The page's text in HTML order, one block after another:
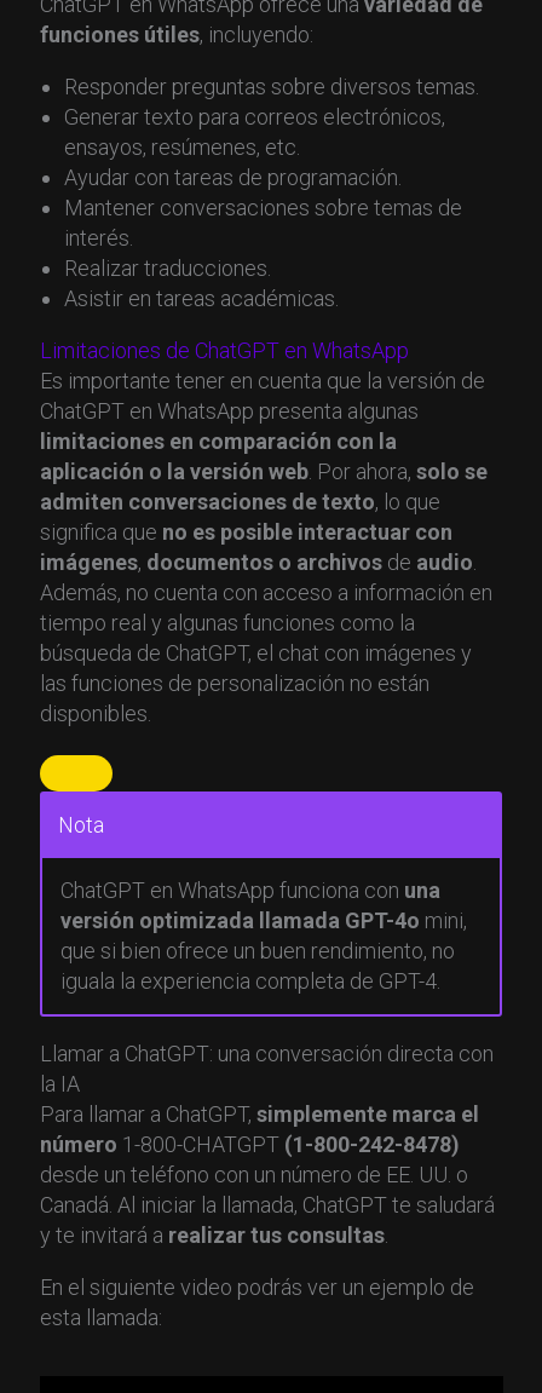
funciones útiles, incluyendo:
Responder preguntas sobre diversos temas.
Generar texto para correos electrónicos,
ensayos, resúmenes, etc.
Ayudar con tareas de programación.
Mantener conversaciones sobre temas de
interés.
Realizar traducciones.
Asistir en tareas académicas.
Limitaciones de ChatGPT en WhatsApp
Es importante tener en cuenta que la versión de
ChatGPT en WhatsApp presenta algunas
limitaciones en comparación con la
aplicación o la versión web. Por ahora, solo se
admiten conversaciones de texto, lo que
significa que no es posible interactuar con
imágenes, documentos o archivosde audio.
Además, no cuenta con acceso a información en
tiempo real y algunas funciones como la
búsqueda de ChatGPT, el chat con imágenes y
las funciones de personalización no están
disponibles.
Nota
ChatGPT en WhatsApp funciona con una
versión optimizada llamada GPT-4o mini,
que si bien ofrece un buen rendimiento, no
iguala la experiencia completa de GPT-4.
Llamar a ChatGPT: una conversación directa con
la IA
Para llamar a ChatGPT, simplemente marca el
número 1-800-CHATGPT (1-800-242-8478)
desde un teléfono con un número de EE. UU. o
Canadá. Al iniciar la llamada, ChatGPT te saludará
y te invitará a realizar tus consultas.
En el siguiente video podrás ver un ejemplo de
esta llamada: